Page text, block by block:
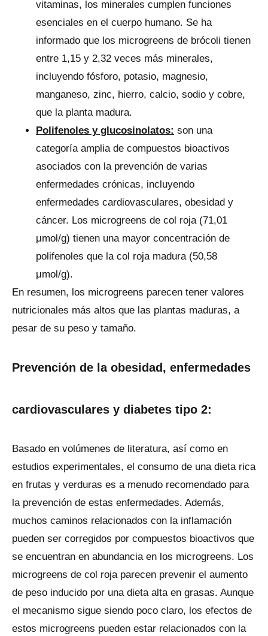
vitaminas, los minerales cumplen funciones
esenciales en el cuerpo humano. Se ha
informado que los microgreens de brócoli tienen
entre 1,15 y 2,32 veces más minerales,
incluyendo fósforo, potasio, magnesio,
manganeso, zinc, hierro, calcio, sodio y cobre,
que la planta madura.
Polifenoles y glucosinolatos: son una
categoría amplia de compuestos bioactivos
asociados con la prevención de varias
enfermedades crónicas, incluyendo
enfermedades cardiovasculares, obesidad y
cáncer. Los microgreens de col roja (71,01
μmol/g) tienen una mayor concentración de
polifenoles que la col roja madura (50,58
μmol/g).
En resumen, los microgreens parecen tener valores
nutricionales más altos que las plantas maduras, a
pesar de su peso y tamaño.
Prevención de la obesidad, enfermedades
cardiovasculares y diabetes tipo 2:
Basado en volúmenes de literatura, así como en
estudios experimentales, el consumo de una dieta rica
en frutas y verduras es a menudo recomendado para
la prevención de estas enfermedades. Además,
muchos caminos relacionados con la inflamación
pueden ser corregidos por compuestos bioactivos que
se encuentran en abundancia en los microgreens. Los
microgreens de col roja parecen prevenir el aumento
de peso inducido por una dieta alta en grasas. Aunque
el mecanismo sigue siendo poco claro, los efectos de
estos microgreens pueden estar relacionados con la